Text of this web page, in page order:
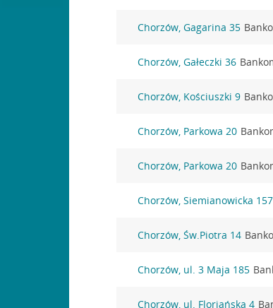
Chorzów, Gagarina 35
Chorzów, Gałeczki 36
Chorzów, Kościuszki 9
Chorzów, Parkowa 20
Chorzów, Parkowa 20
Chorzów, Siemianowicka 157
Chorzów, Św.Piotra 14
Chorzów, ul. 3 Maja 185
Chorzów, ul. Floriańska 4